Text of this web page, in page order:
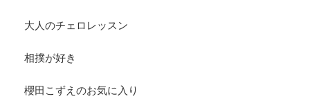
大人のチェロレッスン
相撲が好き
櫻田こずえのお気に入り